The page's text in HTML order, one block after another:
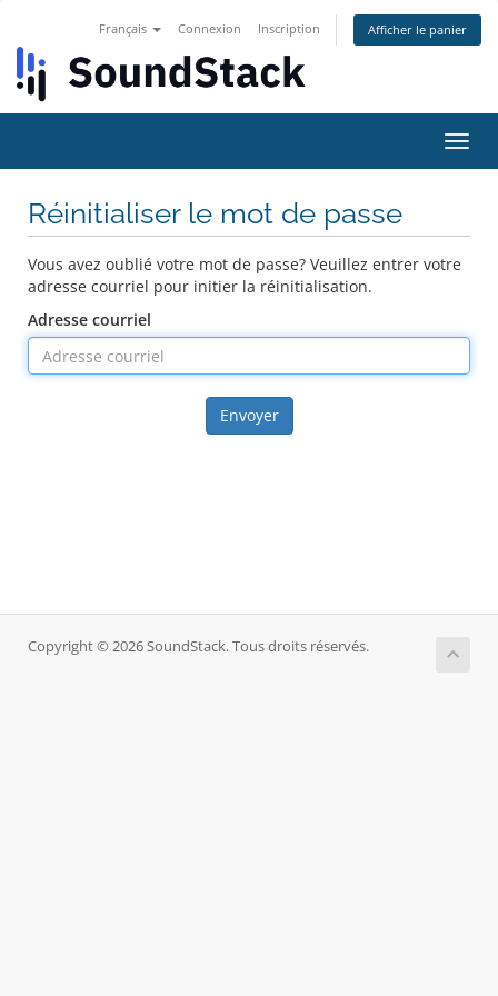
Français Connexion Inscription Afficher le panier
la
Réinitialiser le mot de passe
Vous avez oublié votre mot de passe? Veuillez entrer votre
adresse courriel pour initier la réinitialisation.
Adresse courriel
Envoyer
Copyright © 2026 SoundStack. Tous droits réservés.